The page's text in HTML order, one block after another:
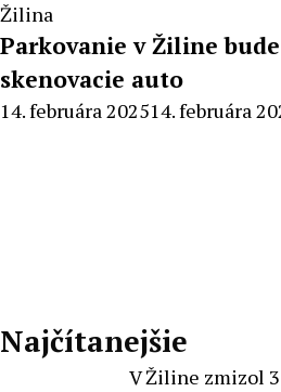
Žilina
Parkovanie v Žiline
skenovacie auto
By
14. februára 202514. februára
Najčítanejšie
V Žiline zmizol